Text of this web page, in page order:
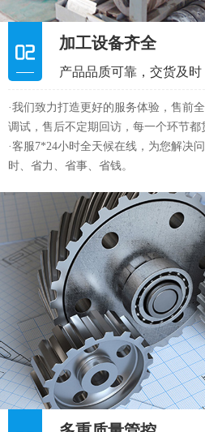
多重质量管控
产品品质可靠，交货及时
·严格把控产品质量，每一环节均严格
供高品质机械配件，配备标准生产作
道环控质检标准。
·公司先进完善的生产设备，道道工序
经验丰富的团队，不断对产品和服务